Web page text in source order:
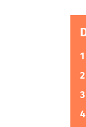
1
2
3
4